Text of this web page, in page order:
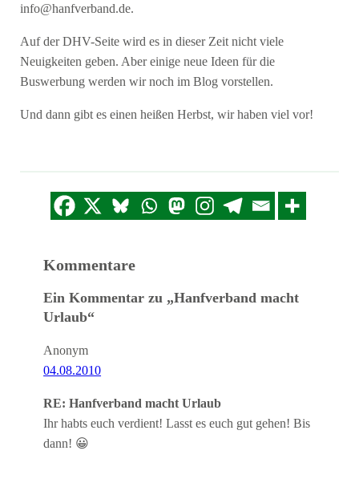
info@hanfverband.de.
Auf der DHV-Seite wird es in dieser Zeit nicht viele
Neuigkeiten geben. Aber einige neue Ideen für die
Buswerbung werden wir noch im Blog vorstellen.
Und dann gibt es einen heißen Herbst, wir haben viel vor!
Kommentare
Ein Kommentar zu „Hanfverband macht
Urlaub“
Anonym
04.08.2010
RE: Hanfverband macht Urlaub
Ihr habts euch verdient! Lasst es euch gut gehen! Bis
dann! 😀